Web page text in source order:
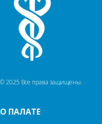
© 2025 Все права защищены.
О ПАЛАТЕ